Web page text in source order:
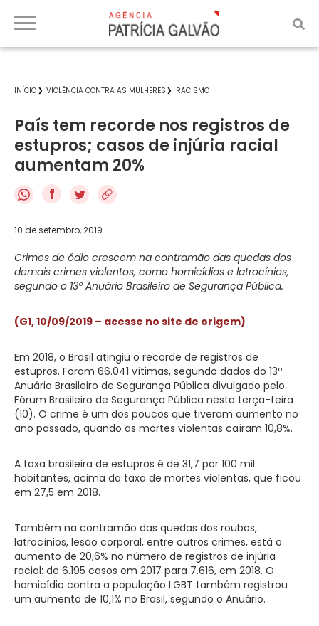
INÍCIO VIOLÊNCIA CONTRA AS MULHERES RACISMO
País tem recorde nos registros de
estupros; casos de injúria racial
aumentam 20%
f
10 de setembro, 2019
Crimes de ódio crescem na contramão das quedas dos
demais crimes violentos, como homicídios e latrocínios,
segundo o 13º Anuário Brasileiro de Segurança Pública.
(G1, 10/09/2019 – acesse no site de origem)
Em 2018, o Brasil atingiu o recorde de registros de
estupros. Foram 66.041 vítimas, segundo dados do 13º
Anuário Brasileiro de Segurança Pública divulgado pelo
Fórum Brasileiro de Segurança Pública nesta terça-feira
(10). O crime é um dos poucos que tiveram aumento no
ano passado, quando as mortes violentas caíram 10,8%.
A taxa brasileira de estupros é de 31,7 por 100 mil
habitantes, acima da taxa de mortes violentas, que ficou
em 27,5 em 2018.
Também na contramão das quedas dos roubos,
latrocínios, lesão corporal, entre outros crimes, está o
aumento de 20,6% no número de registros de injúria
racial: de 6.195 casos em 2017 para 7.616, em 2018. O
homicídio contra a população LGBT também registrou
um aumento de 10,1% no Brasil, segundo o Anuário.